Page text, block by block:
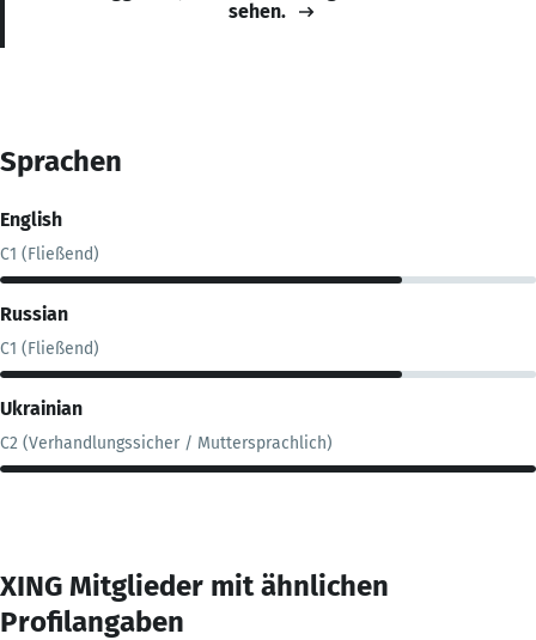
sehen.
Sprachen
English
C1 (Fließend)
Russian
C1 (Fließend)
Ukrainian
C2 (Verhandlungssicher / Muttersprachlich)
XING Mitglieder mit ähnlichen
Profilangaben